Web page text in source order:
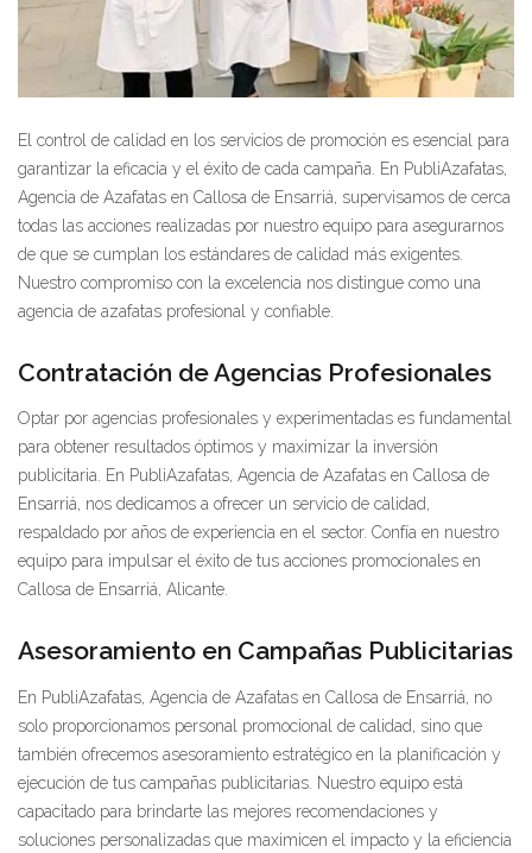
El control de calidad en los servicios de promoción es esencial para
garantizar la eficacia y el éxito de cada campaña. En PubliAzafatas,
Agencia de Azafatas en Callosa de Ensarriá, supervisamos de cerca
todas las acciones realizadas por nuestro equipo para asegurarnos
de que se cumplan los estándares de calidad más exigentes.
Nuestro compromiso con la excelencia nos distingue como una
agencia de azafatas profesional y confiable.
Contratación de Agencias Profesionales
Optar por agencias profesionales y experimentadas es fundamental
para obtener resultados óptimos y maximizar la inversión
publicitaria. En PubliAzafatas, Agencia de Azafatas en Callosa de
Ensarriá, nos dedicamos a ofrecer un servicio de calidad,
respaldado por años de experiencia en el sector. Confía en nuestro
equipo para impulsar el éxito de tus acciones promocionales en
Callosa de Ensarriá, Alicante.
Asesoramiento en Campañas Publicitarias
En PubliAzafatas, Agencia de Azafatas en Callosa de Ensarriá, no
solo proporcionamos personal promocional de calidad, sino que
también ofrecemos asesoramiento estratégico en la planificación y
ejecución de tus campañas publicitarias. Nuestro equipo está
capacitado para brindarte las mejores recomendaciones y
soluciones personalizadas que maximicen el impacto y la eficiencia